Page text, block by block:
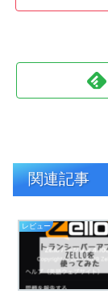
関連記事
レビュー